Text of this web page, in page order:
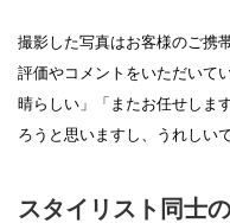
撮影した写真はお客様のご携
評価やコメントをいただいて
晴らしい」「またお任せしま
ろうと思いますし、うれしいで
スタイリスト同士